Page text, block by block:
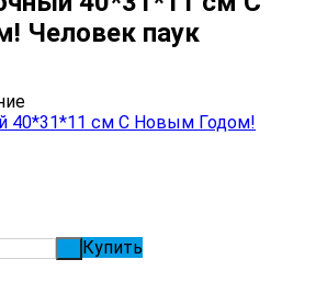
Человек паук
Купить